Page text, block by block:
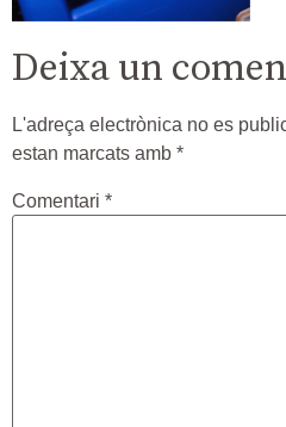
Deixa un
L'adreça electrònica no es
estan marcats amb *
Comentari *